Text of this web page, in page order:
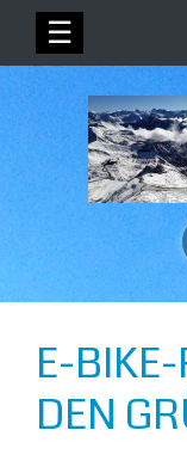
☰
E-
DEN